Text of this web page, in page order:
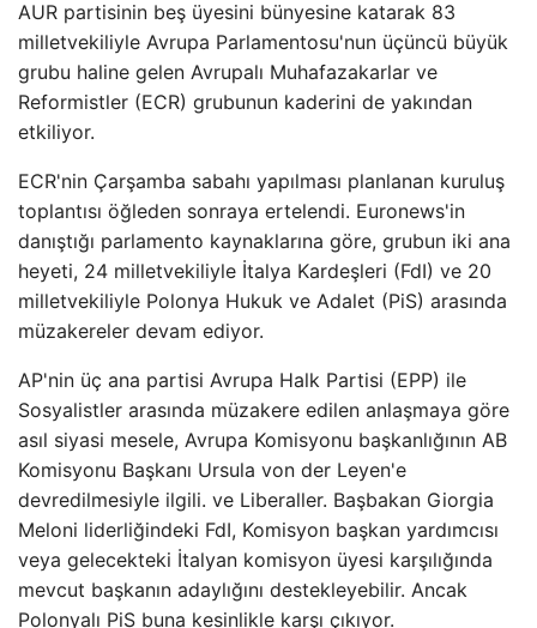
AUR partisinin beş üyesini bünyesine katarak 83
milletvekiliyle Avrupa Parlamentosu'nun üçüncü büyük
grubu haline gelen Avrupalı ​​Muhafazakarlar ve
Reformistler (ECR) grubunun kaderini de yakından
etkiliyor.
ECR'nin Çarşamba sabahı yapılması planlanan kuruluş
toplantısı öğleden sonraya ertelendi. Euronews'in
danıştığı parlamento kaynaklarına göre, grubun iki ana
heyeti, 24 milletvekiliyle İtalya Kardeşleri (FdI) ve 20
milletvekiliyle Polonya Hukuk ve Adalet (PiS) arasında
müzakereler devam ediyor.
AP'nin üç ana partisi Avrupa Halk Partisi (EPP) ile
Sosyalistler arasında müzakere edilen anlaşmaya göre
asıl siyasi mesele, Avrupa Komisyonu başkanlığının AB
Komisyonu Başkanı Ursula von der Leyen'e
devredilmesiyle ilgili. ve Liberaller. Başbakan Giorgia
Meloni liderliğindeki FdI, Komisyon başkan yardımcısı
veya gelecekteki İtalyan komisyon üyesi karşılığında
mevcut başkanın adaylığını destekleyebilir. Ancak
Polonyalı PiS buna kesinlikle karşı çıkıyor.